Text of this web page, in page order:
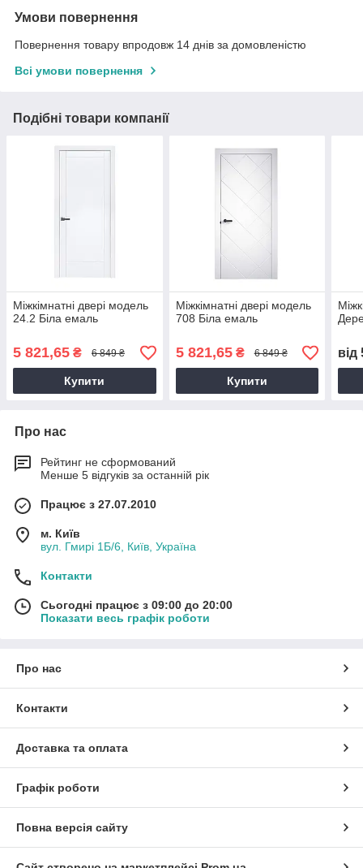
Умови повернення
Повернення товару впродовж 14 днів за домовленістю
Всі умови повернення
Подібні товари компанії
Міжкімнатні двері модель
24.2 Біла емаль
5 821,65 ₴ 6 849 ₴
Купити
Міжкімнатні двері модель
708 Біла емаль
5 821,65₴ 6 849 ₴
Купити
від
Про нас
Рейтинг не сформований
Менше 5 відгуків за останній рік
Працює з 27.07.2010
м. Київ
вул. Гмирі 1Б/6, Київ, Україна
Контакти
Сьогодні працює з 09:00 до 20:00
Показати весь графік роботи
Про нас
Контакти
Доставка та оплата
Графік роботи
Повна версія сайту